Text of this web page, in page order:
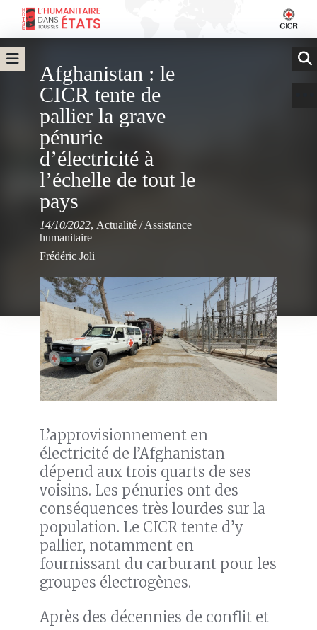
Afghanistan : le
CICR tente de
pallier la grave
pénurie
d’électricité à
l’échelle de tout le
pays
14/10/2022, Actualité /Assistance
humanitaire
Frédéric Joli
L’approvisionnement en
électricité de l’Afghanistan
dépend aux trois quarts de ses
voisins. Les pénuries ont des
conséquences très lourdes sur la
population. Le CICR tente d’y
pallier, notamment en
fournissant du carburant pour les
groupes électrogènes.
Après des décennies de conflit et